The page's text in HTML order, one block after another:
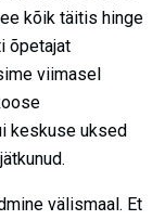
kõik täitis hinge
õpetajat
viimasel
keskuse uksed
välismaal. Et